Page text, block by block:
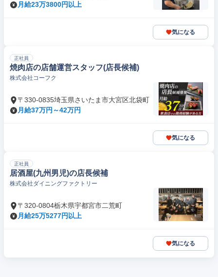
月給23万3800円以上
気になる
正社員
焼肉店の店舗運営スタッフ(店長候補)
株式会社コーフク
〒330-0835埼玉県さいたま市大宮区北袋町
月給37万円～42万円
気になる
正社員
居酒屋(九州男児)の店長候補
株式会社ダイニングファクトリー
〒320-0804栃木県宇都宮市二荒町
月給25万5277円以上
気になる